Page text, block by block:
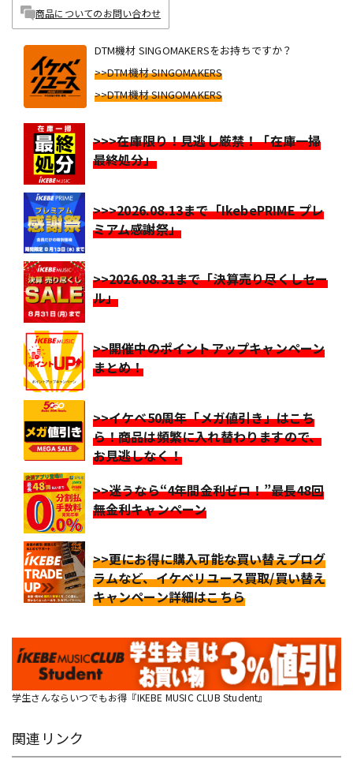
商品についてのお問い合わせ
DTM機材 SINGOMAKERSをお持ちですか？
>>DTM機材 SINGOMAKERS
>>DTM機材 SINGOMAKERS
>>>在庫限り！見逃し厳禁！「在庫一掃
最終処分」
>>>2026.08.13まで「IkebePRIME プレ
ミアム感謝祭」
>>2026.08.31まで「決算売り尽くしセー
ル」
>>開催中のポイントアップキャンペーン
まとめ！
>>イケベ50周年「メガ値引き」はこち
ら！商品は頻繁に入れ替わりますので、
お見逃しなく！
>>迷うなら“4年間金利ゼロ！”最長48回
無金利キャンペーン
>>更にお得に購入可能な買い替えプログ
ラムなど、イケベリユース買取/買い替え
キャンペーン詳細はこちら
学生さんならいつでもお得『IKEBE MUSIC CLUB Student』
関連リンク